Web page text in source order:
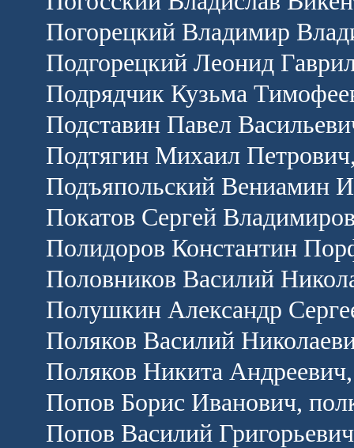
Погорецкий Владимир
Подгорецкий Леонид
Подрядчик Кузьма
Подставин Павел
Подтягин Михаил
Подъяпольский Вениамин
Покатов Сергей
Полидоров Константин
Половников Василий
Полушкин Александр
Поляков Василий
Поляков Никита
Попов Борис Иванович,
Попов Василий